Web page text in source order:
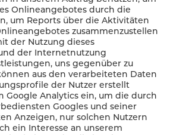
Onlineangebotes durch die
um Reports über die Aktivitäten
zusammenzustellen
der Nutzung dieses
der Internetnutzung
uns gegenüber zu
aus den verarbeiteten Daten
der Nutzer erstellt
Google Analytics ein, um die durch
Googles und seiner
Anzeigen, nur solchen Nutzern
ein Interesse an unserem